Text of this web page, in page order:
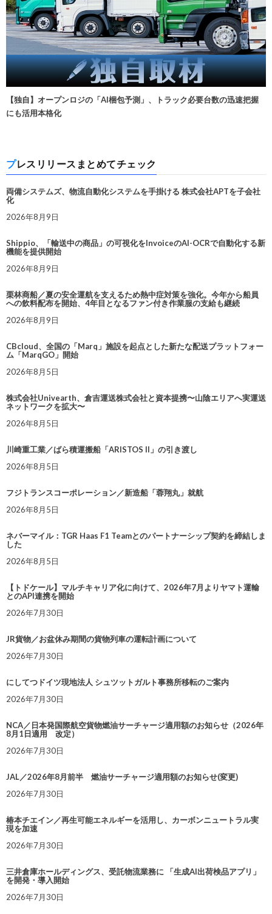
【独自】オープンロジの「AI梱包予測」、トラック必要台数の迅速把握
にも活用本格化
プレスリリースまとめてチェック
両備システムズ、物流自動化システムを手掛ける 株式会社APTを子会社
化
2026年8月9日
Shippio、「輸送中の商品」の可視化をInvoiceのAI-OCRで自動化する新
機能を提供開始
2026年8月9日
栗林商船／夏の安全運航を支えるため熱中症対策を強化。今年から船員
への飲料配布を開始、4年目となるファン付き作業服の支給も継続
2026年8月9日
CBcloud、全国の「Marq」施設を起点とした新たな配送プラットフォー
ム「MarqGO」開始
2026年8月5日
株式会社Univearth、倉吉運送株式会社と資本提携〜山陰エリアへ実運送
ネットワークを拡大〜
2026年8月5日
川崎重工業／ばら積運搬船「ARISTOS II」の引き渡し
2026年8月5日
フジトランスコーポレーション／新造船「蓉翔丸」就航
2026年8月5日
ネバーマイル：TGR Haas F1 Teamとのパートナーシップ契約を締結しま
した
2026年8月5日
【トドケール】マルチキャリア化に向けて、2026年7月よりヤマト運輸
とのAPI連携を開始
2026年7月30日
JR貨物／お盆休み期間の貨物列車の運転計画について
2026年7月30日
にしてつドイツ現地法人 シュツットガルト事務所移転のご案内
2026年7月30日
NCA／日本発国際航空貨物燃油サーチャージ適用額のお知らせ（2026年
8月1日適用 改定）
2026年7月30日
JAL／2026年8月前半 燃油サーチャージ適用額のお知らせ(変更)
2026年7月30日
椿本チエイン／再生可能エネルギーを活用し、カーボンニュートラル実
現を加速
2026年7月30日
三井倉庫ホールディングス、受託物流業務に 「生成AI出荷検品アプリ」
を開発・導入開始
2026年7月30日